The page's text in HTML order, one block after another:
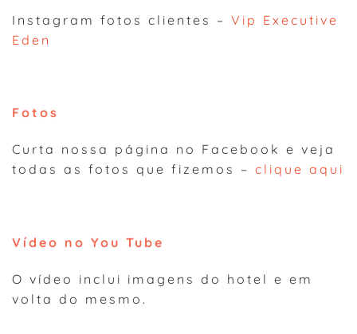
Instagram fotos clientes – Vip Executive
Eden
Fotos
Curta nossa página no Facebook e veja
todas as fotos que fizemos – clique aqui
Vídeo no You Tube
O vídeo inclui imagens do hotel e em
volta do mesmo.